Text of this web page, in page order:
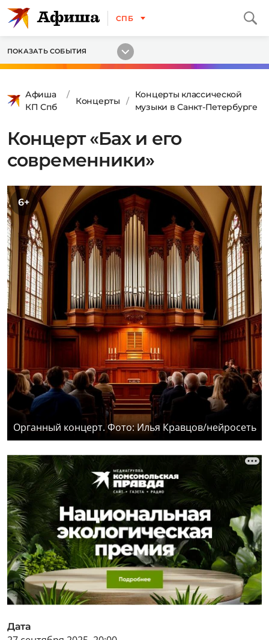
СПБ
ПОКАЗАТЬ СОБЫТИЯ
Афиша
КП Спб
Концерты
Концерты классической
музыки в Санкт-Петербурге
Концерт «Бах и его
современники»
6+
Органный концерт. Фото: Илья Кравцов/нейросеть
Дата